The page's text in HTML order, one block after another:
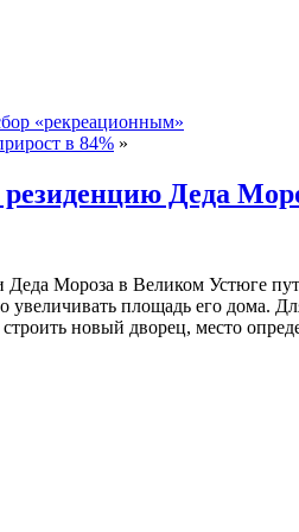
«рекреационным»
в 84% »
Деда
Мороза в Великом Устюге
площадь его дома.
новый дворец, место